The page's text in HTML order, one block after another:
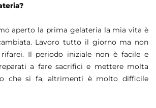
aperto la prima gelateria la mia vita è
Lavoro tutto il giorno ma non
Il periodo iniziale non è facile e
a fare sacrifici e mettere molta
che si fa, altrimenti è molto difficile